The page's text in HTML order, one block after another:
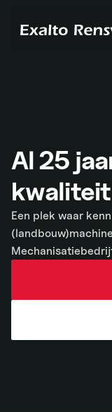
Al 25
Een plek waar